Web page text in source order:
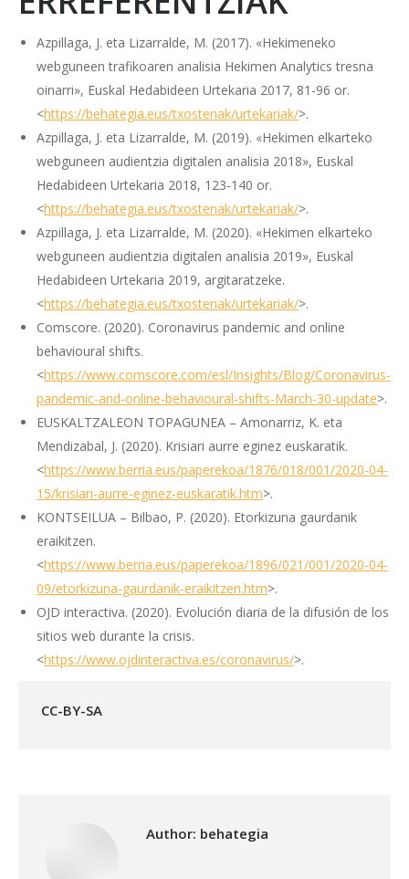
Azpillaga, J. eta Lizarralde, M. (2017). «Hekimeneko
webguneen trafikoaren analisia Hekimen Analytics tresna
oinarri», Euskal Hedabideen Urtekaria 2017, 81-96 or.
<https://behategia.eus/txostenak/urtekariak/>.
Azpillaga, J. eta Lizarralde, M. (2019). «Hekimen elkarteko
webguneen audientzia digitalen analisia 2018», Euskal
Hedabideen Urtekaria 2018, 123-140 or.
<https://behategia.eus/txostenak/urtekariak/>.
Azpillaga, J. eta Lizarralde, M. (2020). «Hekimen elkarteko
webguneen audientzia digitalen analisia 2019», Euskal
Hedabideen Urtekaria 2019, argitaratzeke.
<https://behategia.eus/txostenak/urtekariak/>.
Comscore. (2020). Coronavirus pandemic and online
behavioural shifts.
<https://www.comscore.com/esl/Insights/Blog/Coronavirus-
pandemic-and-online-behavioural-shifts-March-30-update>.
EUSKALTZALEON TOPAGUNEA – Amonarriz, K. eta
Mendizabal, J. (2020). Krisiari aurre eginez euskaratik.
<https://www.berria.eus/paperekoa/1876/018/001/2020-04-
15/krisiari-aurre-eginez-euskaratik.htm>.
KONTSEILUA – Bilbao, P. (2020). Etorkizuna gaurdanik
eraikitzen.
<https://www.berria.eus/paperekoa/1896/021/001/2020-04-
09/etorkizuna-gaurdanik-eraikitzen.htm>.
OJD interactiva. (2020). Evolución diaria de la difusión de los
sitios web durante la crisis.
<https://www.ojdinteractiva.es/coronavirus/>.
CC-BY-SA
Author: behategia